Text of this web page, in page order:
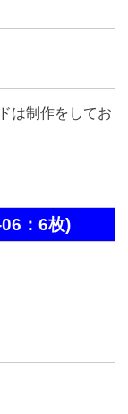
は制作をしてお
：6枚)